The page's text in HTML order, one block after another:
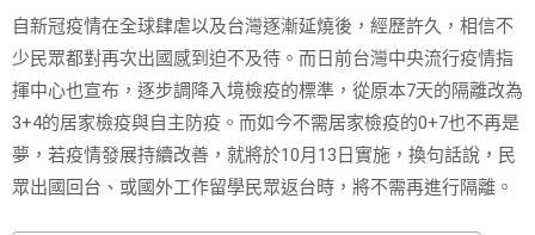
自新冠疫情在全球肆虐以及台灣逐漸延燒後，經歷許久，相信不
少民眾都對再次出國感到迫不及待。而日前台灣中央流行疫情指
揮中心也宣布，逐步調降入境檢疫的標準，從原本7天的隔離改為
3+4的居家檢疫與自主防疫。而如今不需居家檢疫的0+7也不再是
夢，若疫情發展持續改善，就將於10月13日實施，換句話說，民
眾出國回台、或國外工作留學民眾返台時，將不需再進行隔離。